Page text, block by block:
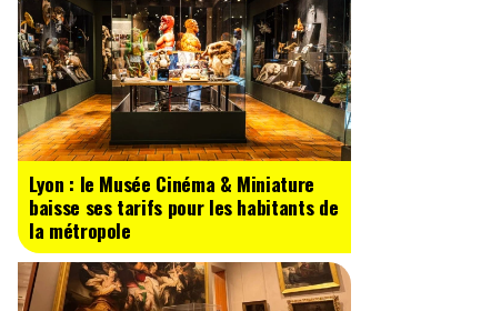
Lyon : le Musée Cinéma & Miniature
baisse ses tarifs pour les habitants de
la métropole